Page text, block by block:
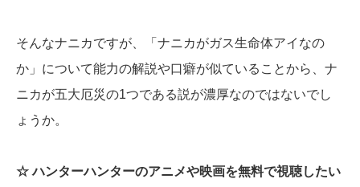
そんなナニカですが、「ナニカがガス生命体アイなの
か」について能力の解説や口癖が似ていることから、ナ
ニカが五大厄災の1つである説が濃厚なのではないでし
ょうか。
☆ ハンターハンターのアニメや映画を無料で視聴したい